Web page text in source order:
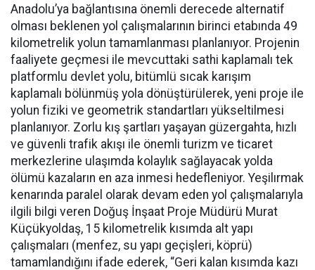
Anadolu’ya bağlantısına önemli derecede alternatif
olması beklenen yol çalışmalarının birinci etabında 49
kilometrelik yolun tamamlanması planlanıyor. Projenin
faaliyete geçmesi ile mevcuttaki sathi kaplamalı tek
platformlu devlet yolu, bitümlü sıcak karışım
kaplamalı bölünmüş yola dönüştürülerek, yeni proje ile
yolun fiziki ve geometrik standartları yükseltilmesi
planlanıyor. Zorlu kış şartları yaşayan güzergahta, hızlı
ve güvenli trafik akışı ile önemli turizm ve ticaret
merkezlerine ulaşımda kolaylık sağlayacak yolda
ölümü kazaların en aza inmesi hedefleniyor. Yeşilırmak
kenarında paralel olarak devam eden yol çalışmalarıyla
ilgili bilgi veren Doğuş İnşaat Proje Müdürü Murat
Küçükyoldaş, 15 kilometrelik kısımda alt yapı
çalışmaları (menfez, su yapı geçişleri, köprü)
tamamlandığını ifade ederek, “Geri kalan kısımda kazı